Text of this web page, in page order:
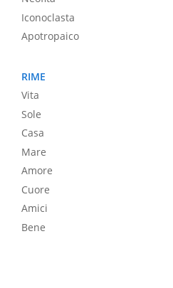
Iconoclasta
Apotropaico
RIME
Vita
Sole
Casa
Mare
Amore
Cuore
Amici
Bene